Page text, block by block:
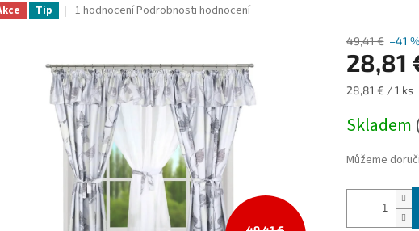
Tip
Průměrné
5,0
z
5
hvězdiček.
1 hodnoceníPodrobnosti hodnocení
49,41 € –41 %
28,81
Měrná
28,81 € / 1 ks
Skladem
Můžeme